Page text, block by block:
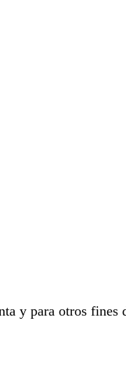
y para otros fines